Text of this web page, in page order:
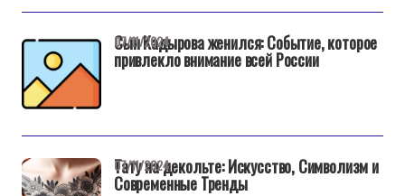
Сын Кадырова женился: Событие, которое
привлекло внимание всей России
07/11/2024
Тату на декольте: Искусство, Символизм и
Современные Тренды
07/11/2024